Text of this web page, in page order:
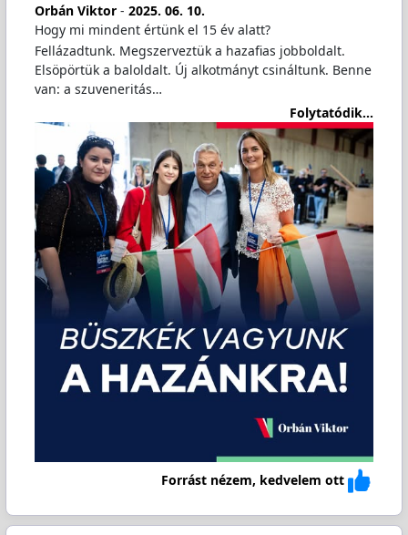
Orbán Viktor- 2025. 06. 10.
Hogy mi mindent értünk el 15 év alatt?
Fellázadtunk. Megszerveztük a hazafias jobboldalt.
Elsöpörtük a baloldalt. Új alkotmányt csináltunk. Benne
van: a szuveneritás…
Folytatódik...
Forrást nézem, kedvelem ott